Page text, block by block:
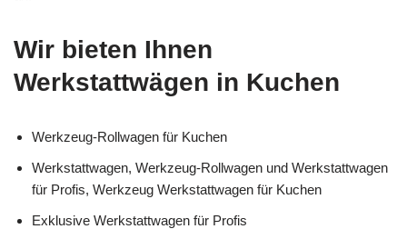
Wir bieten Ihnen
Werkstattwägen in Kuchen
Werkzeug-Rollwagen für Kuchen
Werkstattwagen, Werkzeug-Rollwagen und Werkstattwagen
für Profis, Werkzeug Werkstattwagen für Kuchen
Exklusive Werkstattwagen für Profis